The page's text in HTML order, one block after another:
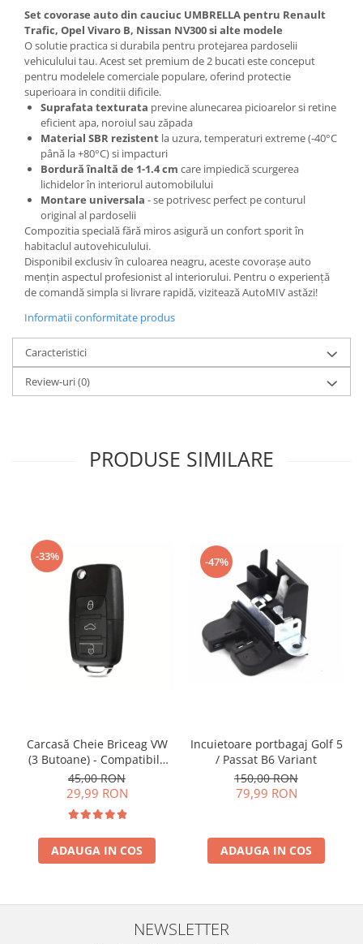
Set covorase auto din cauciuc UMBRELLA pentru Renault
Trafic, Opel Vivaro B, Nissan NV300 si alte modele
O solutie practica si durabila pentru protejarea pardoselii
vehiculului tau. Acest set premium de 2 bucati este conceput
pentru modelele comerciale populare, oferind protectie
superioara in conditii dificile.
Suprafata texturata previne alunecarea picioarelor si retine
eficient apa, noroiul sau zăpada
Material SBR rezistent la uzura, temperaturi extreme (-40°C
până la +80°C) si impacturi
Bordură înaltă de 1-1.4 cm care impiedică scurgerea
lichidelor în interiorul automobilului
Montare universala - se potrivesc perfect pe conturul
original al pardoselii
Compozitia specială fără miros asigură un confort sporit în
habitaclul autovehiculului.
Disponibil exclusiv în culoarea neagru, aceste covorașe auto
mențin aspectul profesionist al interiorului. Pentru o experiență
de comandă simpla si livrare rapidă, vizitează AutoMIV astăzi!
Informatii conformitate produs
Caracteristici
Review-uri(0)
PRODUSE SIMILARE
-33%
Carcasă Cheie Briceag VW
(3 Butoane) - Compatibilă
Golf 5, Jetta, Touran etc
45,00 RON
29,99 RON
ADAUGA IN COS
-47%
Incuietoare portbagaj Golf 5
/ Passat B6 Variant
150,00 RON
79,99 RON
ADAUGA IN COS
NEWSLETTER